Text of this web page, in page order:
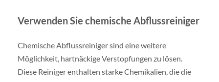
Verwenden Sie chemische Abflussreiniger
Chemische Abflussreiniger sind eine weitere
Möglichkeit, hartnäckige Verstopfungen zu lösen.
Diese Reiniger enthalten starke Chemikalien, die die